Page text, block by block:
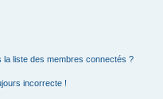
la liste des membres connectés ?
incorrecte !